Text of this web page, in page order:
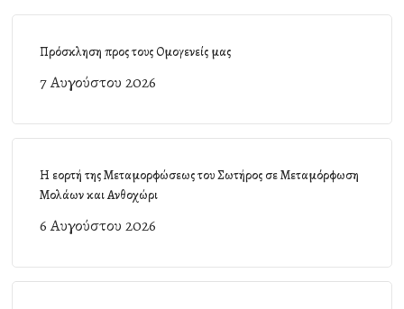
Πρόσκληση προς τους Ομογενείς μας
7 Αυγούστου 2026
Η εορτή της Μεταμορφώσεως του Σωτήρος σε Μεταμόρφωση
Μολάων και Ανθοχώρι
6 Αυγούστου 2026